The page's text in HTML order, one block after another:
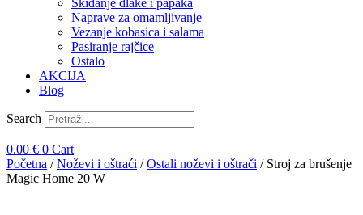
Skidanje dlake i papaka
Naprave za omamljivanje
Vezanje kobasica i salama
Pasiranje rajčice
Ostalo
AKCIJA
Blog
Search
0.00 € 0 Cart
Početna /Noževi i oštraći /Ostali noževi i oštrači / Stroj za brušenje
Magic Home 20 W